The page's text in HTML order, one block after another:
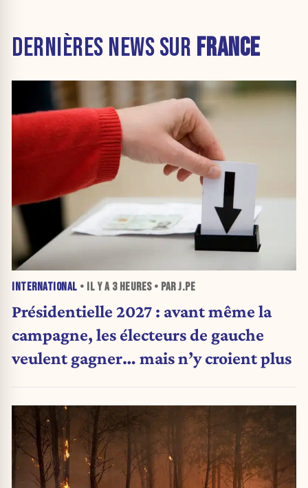
DERNIÈRES NEWS SUR FRANCE
INTERNATIONAL • IL Y A 3 HEURES• PAR J.PE
Présidentielle 2027 : avant même la
campagne, les électeurs de gauche
veulent gagner… mais n’y croient plus